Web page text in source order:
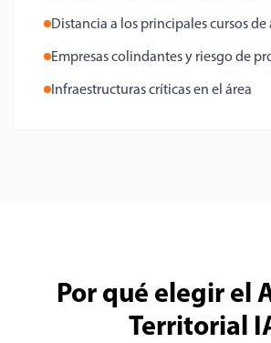
Distancia a los principales cursos de
Empresas colindantes y riesgo de
Infraestructuras críticas en el área
Por qué elegir el
Territorial